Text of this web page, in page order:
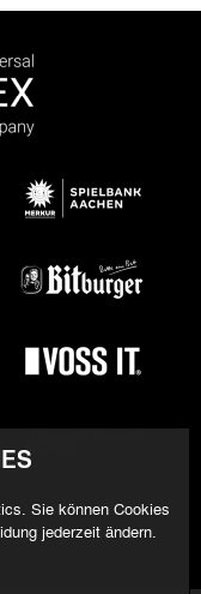
Sie können Cookies
jederzeit ändern.